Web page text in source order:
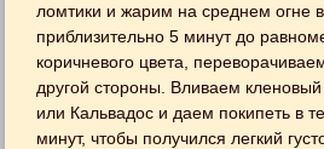
ломтики и жарим на среднем огне
приблизительно 5 минут до
коричневого цвета,
другой стороны. Вливаем
или Кальвадос и даем покипеть в
минут, чтобы получился легкий